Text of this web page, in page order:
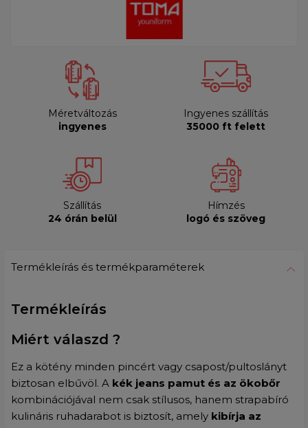
Méretváltozás
ingyenes
Ingyenes szállítás
35000 ft felett
Szállítás
24 órán belül
Hímzés
logó és szöveg
Termékleírás és termékparaméterek
Termékleírás
Miért válaszd ?
Ez a kötény minden pincért vagy csapost/pultoslányt
biztosan elbűvöl. A kék jeans pamut és az ökobőr
kombinációjával nem csak stílusos, hanem strapabíró
kulináris ruhadarabot is biztosít, amely kibírja az